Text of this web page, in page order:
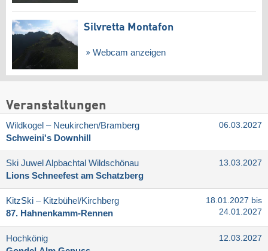
Silvretta Montafon
Webcam anzeigen
Veranstaltungen
Wildkogel – Neukirchen/​Bramberg
Schweini's Downhill
06.03.2027
Ski Juwel Alpbachtal Wildschönau
Lions Schneefest am Schatzberg
13.03.2027
KitzSki – Kitzbühel/​Kirchberg
87. Hahnenkamm-Rennen
18.01.2027 bis
24.01.2027
Hochkönig
12.03.2027